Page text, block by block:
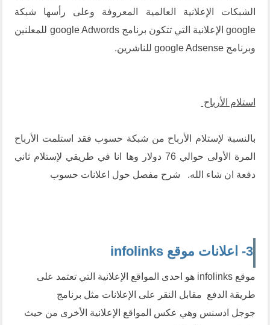
الشبكات الإعلانية العالمية المعروفة وعلى رأسها شبكة
google الإعلانية التي تتكون برنامج
google Adwords
للمعلنين
وبرنامج google Adsense للناشرين.
استلام الأرباح
بالنسبة لإستلام الأرباح من شبكة حسوب فقد استلمت الأرباح
المرة الأولى حوالي 76 دولار وها انا في طريقي لإستلام ثاني
دفعة ان شاء الله. شرح مفصل حول اعلانات حسوب
3- اعلانات موقع infolinks
موقعinfolinks هو احدى المواقع الإعلانية التي تعتمد على
طريقة الدفع مقابل النقر على الإعلانات مثل برنامج
جوجل ادسنس وهي عكس المواقع الإعلانية الأخرى من حيث